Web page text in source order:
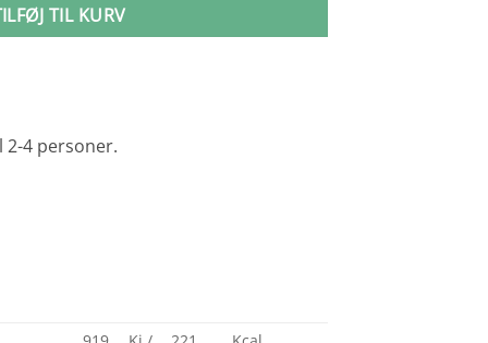
TIL KURV
2-4 personer.